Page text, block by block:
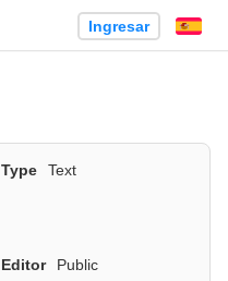
Ingresar
Type
Text
Editor
Public